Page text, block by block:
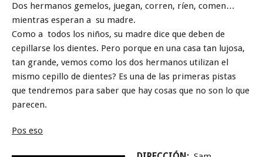
Dos hermanos gemelos, juegan, corren, ríen, comen…
mientras esperan a su madre.
Como a todos los niños, su madre dice que deben de
cepillarse los dientes. Pero porque en una casa tan lujosa,
tan grande, vemos como los dos hermanos utilizan el
mismo cepillo de dientes? Es una de las primeras pistas
que tendremos para saber que hay cosas que no son lo que
parecen.
Pos eso